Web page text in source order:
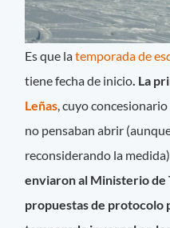
Es que latemporada de
tiene fecha de inicio. La
Leñas, cuyo
no pensaban abrir
reconsiderando la
enviaron al Ministerio de
propuestas de protocolo